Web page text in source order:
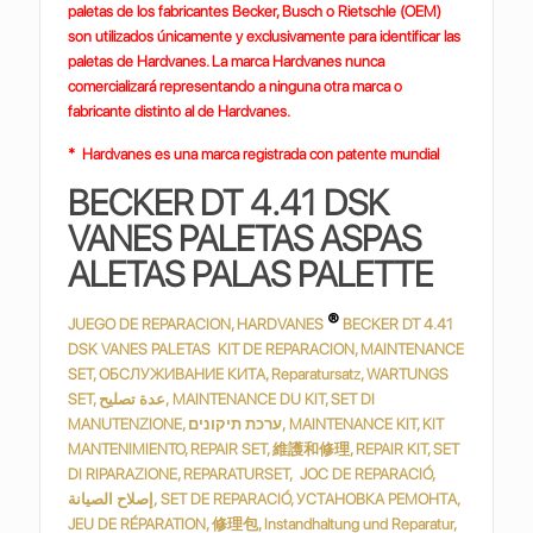
paletas de los fabricantes Becker, Busch o Rietschle (OEM)
son utilizados únicamente y exclusivamente para identificar las
paletas de Hardvanes. La marca Hardvanes nunca
comercializará representando a ninguna otra marca o
fabricante distinto al de Hardvanes.
* Hardvanes es una marca registrada con patente mundial
BECKER DT 4.41 DSK
VANES PALETAS ASPAS
ALETAS PALAS PALETTE
JUEGO DE REPARACION, HARDVANES ® BECKER DT 4.41
DSK VANES PALETAS KIT DE REPARACION, MAINTENANCE
SET, ОБСЛУЖИВАНИЕ КИТА, Reparatursatz, WARTUNGS
SET, عدة تصليح, MAINTENANCE DU KIT, SET DI
MANUTENZIONE, ערכת תיקונים, MAINTENANCE KIT, KIT
MANTENIMIENTO, REPAIR SET, 維護和修理, REPAIR KIT, SET
DI RIPARAZIONE, REPARATURSET, JOC DE REPARACIÓ,
إصلاح الصيانة, SET DE REPARACIÓ, УСТАНОВКА РЕМОНТА,
JEU DE RÉPARATION, 修理包, Instandhaltung und Reparatur,